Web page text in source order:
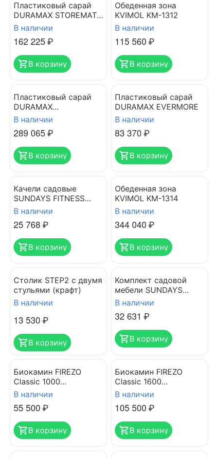
Пластиковый сарай
DURAMAX STOREMATE
PLUS
В наличии
162 225₽
В корзину
Обеденная зона
KVIMOL KM-1312
В наличии
115 560₽
В корзину
Пластиковый сарай
DURAMAX
WoodBridgePlus
В наличии
289 065₽
В корзину
Пластиковый сарай
DURAMAX EVERMORE
В наличии
83 370₽
В корзину
Качели садовые
SUNDAYS FITNESS
OLSA ЛЮКС-2 с588
В наличии
25 768₽
В корзину
Обеденная зона
KVIMOL KM-1314
В наличии
344 040₽
В корзину
Столик STEP2 с двумя
стульями (крафт)
В наличии
13 530₽
В корзину
Комплект садовой
мебели SUNDAYS
FITNESS LUC-NA04
В наличии
32 631 ₽
В корзину
Биокамин FIREZO
Classic 1000
встраеваемый
В наличии
55 500₽
В корзину
Биокамин FIREZO
Classic 1600
встраеваемый
В наличии
105 500₽
В корзину